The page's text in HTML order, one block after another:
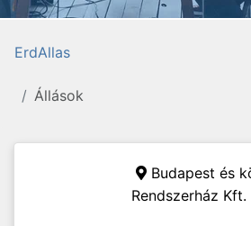
ErdAllas
Állások
Budapest és
Rendszerház Kft.